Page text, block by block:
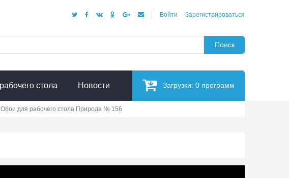
Войти Зарегистрироваться
Поиск
стола Новости Загрузки: 0 программ
Обои для рабочего стола Природа № 156